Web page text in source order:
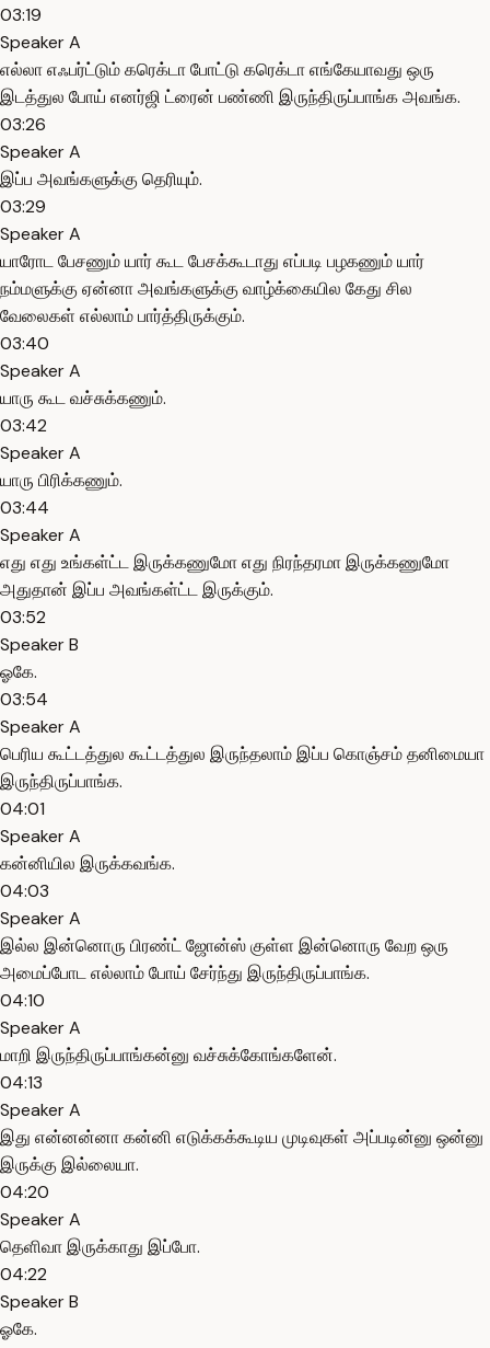
03:19
Speaker A
எல்லா எஃபர்ட்டும் கரெக்டா போட்டு கரெக்டா எங்கேயாவது ஒரு
இடத்துல போய் எனர்ஜி ட்ரைன் பண்ணி இருந்திருப்பாங்க அவங்க.
03:26
Speaker A
இப்ப அவங்களுக்கு தெரியும்.
03:29
Speaker A
யாரோட பேசணும் யார் கூட பேசக்கூடாது எப்படி பழகணும் யார்
நம்மளுக்கு ஏன்னா அவங்களுக்கு வாழ்க்கையில கேது சில
வேலைகள் எல்லாம் பார்த்திருக்கும்.
03:40
Speaker A
யாரு கூட வச்சுக்கணும்.
03:42
Speaker A
யாரு பிரிக்கணும்.
03:44
Speaker A
எது எது உங்கள்ட்ட இருக்கணுமோ எது நிரந்தரமா இருக்கணுமோ
அதுதான் இப்ப அவங்கள்ட்ட இருக்கும்.
03:52
Speaker B
ஓகே.
03:54
Speaker A
பெரிய கூட்டத்துல கூட்டத்துல இருந்தலாம் இப்ப கொஞ்சம் தனிமையா
இருந்திருப்பாங்க.
04:01
Speaker A
கன்னியில இருக்கவங்க.
04:03
Speaker A
இல்ல இன்னொரு பிரண்ட் ஜோன்ஸ் குள்ள இன்னொரு வேற ஒரு
அமைப்போட எல்லாம் போய் சேர்ந்து இருந்திருப்பாங்க.
04:10
Speaker A
மாறி இருந்திருப்பாங்கன்னு வச்சுக்கோங்களேன்.
04:13
Speaker A
இது என்னன்னா கன்னி எடுக்கக்கூடிய முடிவுகள் அப்படின்னு ஒன்னு
இருக்கு இல்லையா.
04:20
Speaker A
தெளிவா இருக்காது இப்போ.
04:22
Speaker B
ஓகே.